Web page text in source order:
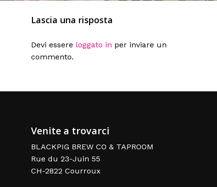
Lascia una risposta
Devi essere loggato in per inviare un
commento.
Venite a trovarci
BLACKPIG BREW CO & TAPROOM
Rue du 23-Juin 55
CH-2822 Courroux